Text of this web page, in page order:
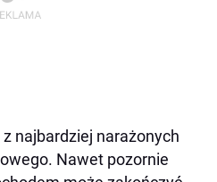
najbardziej narażonych
Nawet pozornie